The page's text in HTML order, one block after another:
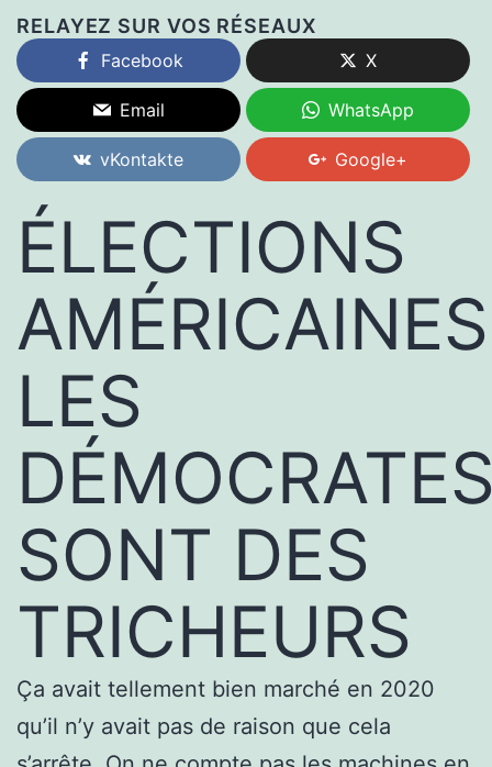
RELAYEZ SUR VOS RÉSEAUX
Facebook X
Email WhatsApp
vKontakte Google+
ÉLECTIONS
LES
SONT DES
TRICHEURS
Ça avait tellement bien marché en 2020
qu’il n’y avait pas de raison que cela